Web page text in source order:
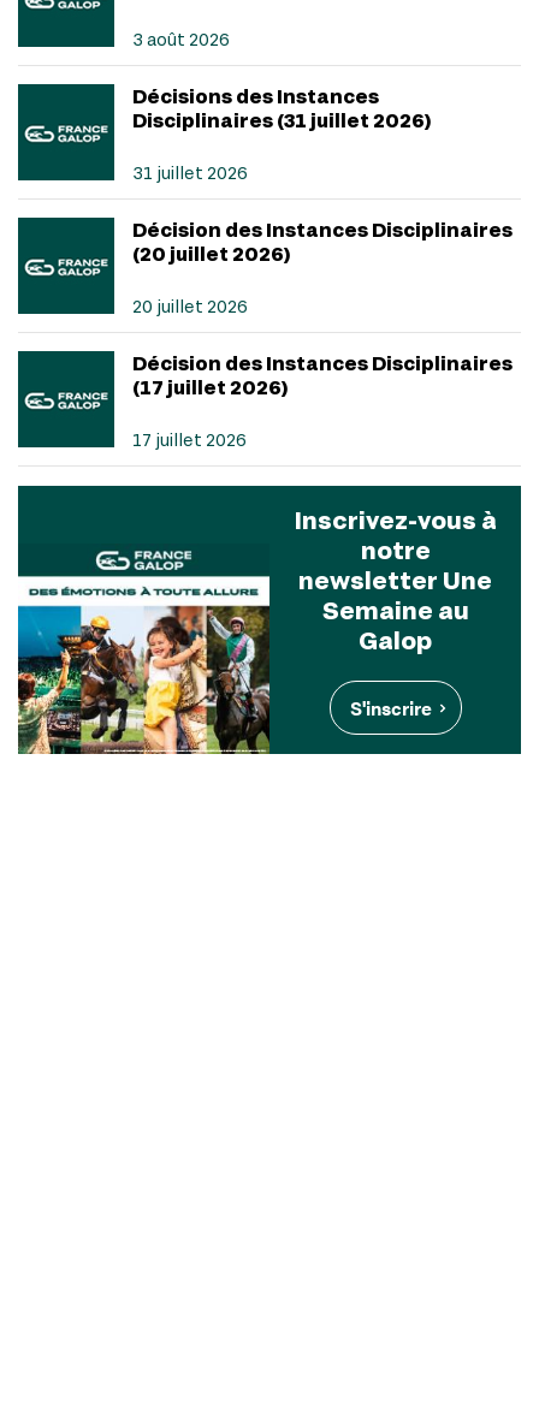
3 août 2026
Décisions des Instances
Disciplinaires (31 juillet 2026)
31 juillet 2026
Décision des Instances Disciplinaires
(20 juillet 2026)
20 juillet 2026
Décision des Instances Disciplinaires
(17 juillet 2026)
17 juillet 2026
Inscrivez-vous à
notre
newsletter Une
Semaine au
Galop
S'inscrire